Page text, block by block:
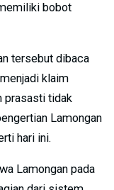
bobot
tersebut dibaca
klaim
prasasti tidak
Lamongan
hari ini.
Lamongan pada